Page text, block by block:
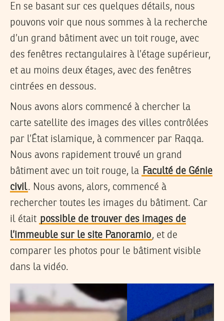
En se basant sur ces quelques détails, nous
pouvons voir que nous sommes à la recherche
d’un grand bâtiment avec un toit rouge, avec
des fenêtres rectangulaires à l’étage supérieur,
et au moins deux étages, avec des fenêtres
cintrées en dessous.
Nous avons alors commencé à chercher la
carte satellite des images des villes contrôlées
par l’État islamique, à commencer par Raqqa.
Nous avons rapidement trouvé un grand
bâtiment avec un toit rouge, la Faculté de Génie
civil. Nous avons, alors, commencé à
rechercher toutes les images du bâtiment. Car
il était possible de trouver des images de
l’immeuble sur le site Panoramio, et de
comparer les photos pour le bâtiment visible
dans la vidéo.